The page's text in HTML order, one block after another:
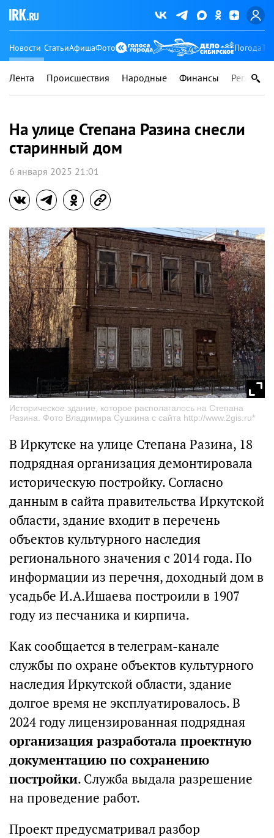
Новости СтатьиАфишаФото Погода
Лента Происшествия Народные Финансы Регионы
На улице Степана Разина снесли
старинный дом
6 января 2025 21:01
Историческое здание, которое располагалось на Степана
Разина. Фото Владимира Сушкина с сайта http://www.2gis.ru*
В Иркутске на улице Степана Разина, 18
подрядная организация демонтировала
историческую постройку. Согласно
данным в сайта правительства Иркутской
области, здание входит в перечень
объектов культурного наследия
регионального значения с 2014 года. По
информации из перечня, доходный дом в
усадьбе И.А.Ишаева построили в 1907
году из песчаника и кирпича.
Как сообщается в телеграм-канале
службы по охране объектов культурного
наследия Иркутской области, здание
долгое время не эксплуатировалось. В
2024 году лицензированная подрядная
организация разработала проектную
документацию по сохранению
постройки. Служба выдала разрешение
на проведение работ.
Проект предусматривал разбор